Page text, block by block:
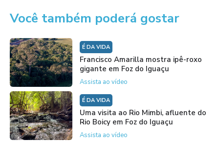
Você também poderá gostar
É DA VIDA
Francisco Amarilla mostra ipê-roxo
gigante em Foz do Iguaçu
Assista ao vídeo
É DA VIDA
Uma visita ao Rio Mimbi, afluente do
Rio Boicy em Foz do Iguaçu
Assista ao vídeo